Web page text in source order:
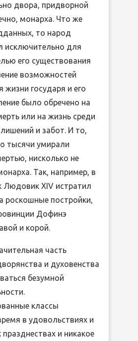
двора, придворной
монарха. Что же
то народ
исключительно для
его существования
возможностей
жизни государя и его
было обречено на
или на жизнь среди
и забот. И то,
тысячи умирали
нисколько не
Так, например, в
Людовик XIV истратил
роскошные постройки,
Дофинэ
и корой.
часть
и духовенства
безумной
классы
в удовольствиях и
празднествах и никакое